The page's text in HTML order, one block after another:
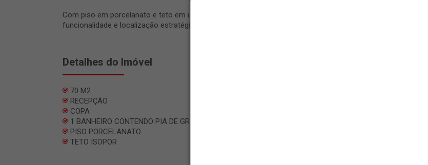
Com piso em porcelanato e teto em isopor, este salão no Centro de Limeira reúne praticidade, boa
funcionalidade e localização estratégica para quem procura um imóvel comercial para alugar.
Detalhes do Imóvel
70 M2
RECEPÇÃO
COPA
1 BANHEIRO CONTENDO PIA DE GRANITO
PISO PORCELANATO
TETO ISOPOR